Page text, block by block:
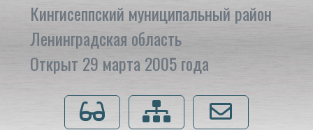
Кингисеппский муниципальный район
Ленинградская область
Открыт 29 марта 2005 года
Для слабовидящихКарта сайта Напишите нам